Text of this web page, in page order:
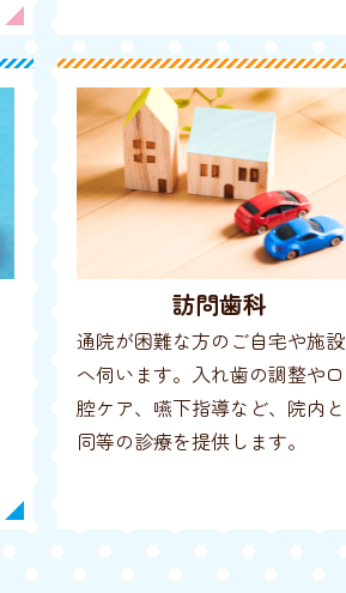
訪問歯科
通院が困難な方のご自宅や施設
へ伺います。入れ歯の調整や口
腔ケア、嚥下指導など、院内と
同等の診療を提供します。